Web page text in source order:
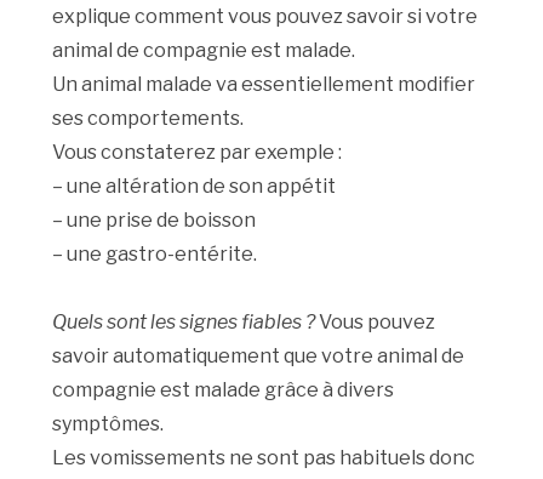
explique comment vous pouvez savoir si votre
animal de compagnie est malade.
Un animal malade va essentiellement modifier
ses comportements.
Vous constaterez par exemple :
– une altération de son appétit
– une prise de boisson
– une gastro-entérite.
Quels sont les signes fiables ?Vous pouvez
savoir automatiquement que votre animal de
compagnie est malade grâce à divers
symptômes.
Les vomissements ne sont pas habituels donc